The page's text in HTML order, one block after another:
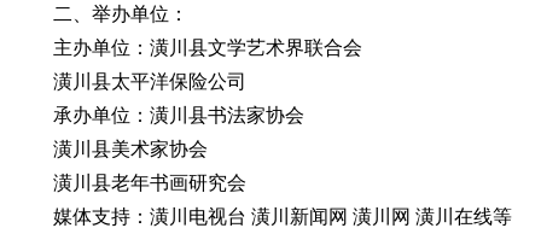
二、举办单位：
主办单位：潢川县文学艺术界联合会
潢川县太平洋保险公司
承办单位：潢川县书法家协会
潢川县美术家协会
潢川县老年书画研究会
媒体支持：潢川电视台 潢川新闻网 潢川网 潢川在线等